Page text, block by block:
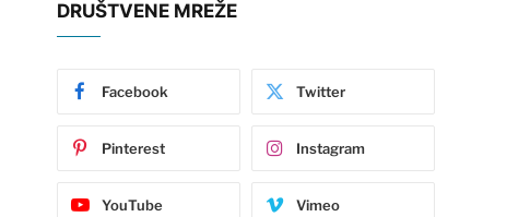
DRUŠTVENE MREŽE
Facebook Twitter
Pinterest Instagram
YouTube Vimeo